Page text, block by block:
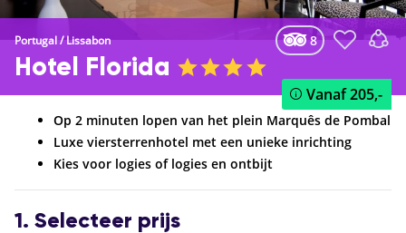
Portugal/Lissabon 8
Hotel Florida
Vanaf205,-
Op 2 minuten lopen van het plein Marquês de Pombal
Luxe viersterrenhotel met een unieke inrichting
Kies voor logies of logies en ontbijt
1. Selecteer prijs